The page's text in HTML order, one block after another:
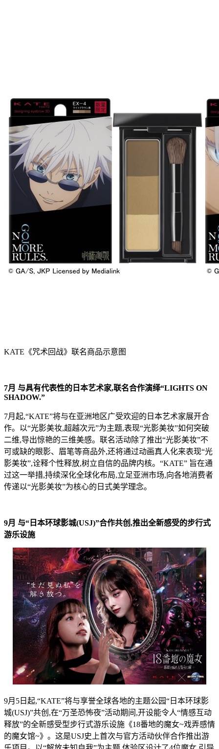
KATE《咒术回战》联名商品示意图
7月 与具有代表性的日本艺术家,联名合作演绎“LIGHTS ON
SHADOW.”
7月起,“KATE”将与在亚洲地区广受欢迎的日本艺术家展开合
作。以“光影美妆,超越次元”为主题,表现“光影美妆”如何突破
二维,导出惊艳的三维美感。联名活动除了推出“光影美妆”不
可或缺的眼影、眉笔等商品外,还将通过动画真人化来表现“光
影美妆”,诠释个性释放,树立自信的品牌内核。“KATE” 旨在通
过这一举措,持续深化全球化布局,立足亚洲市场,向各地消费者
传递以“光影美妆”为核心的日式美学理念。
9月 与“日本环球影城(USJ)”合作共创,推出全新感受的步行式
游乐设施
9月5日起,“KATE”将与享誉全球各地的主题公园“日本环球影
城(USJ)”共创,在“万圣恐怖夜”活动期间,开设能令人“情感互动
释放”的全新感受型步行式游乐设施《18番地的魔女~戏弄感情
的魔女馆~》。这是USJ史上首次与官方活动伙伴合作推出游